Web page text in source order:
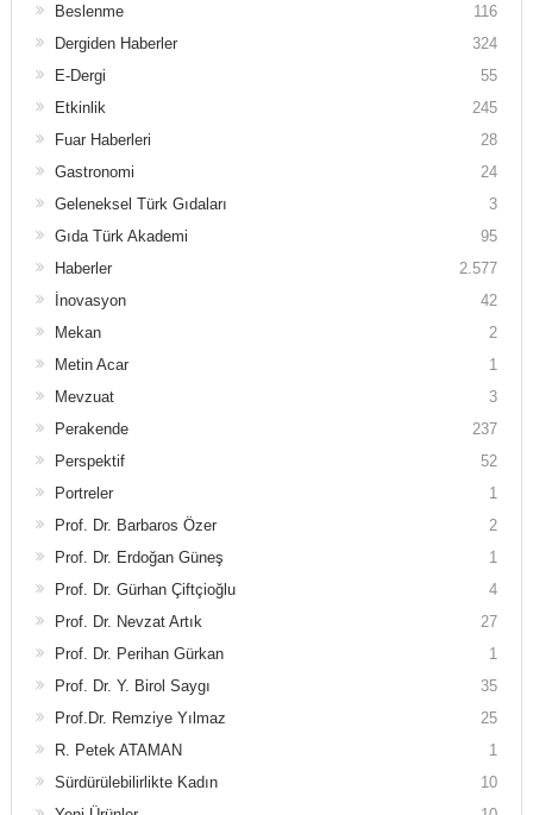
Beslenme
116
Dergiden Haberler
324
E-Dergi
55
Etkinlik
245
Fuar Haberleri
28
Gastronomi
24
Geleneksel Türk Gıdaları
3
Gıda Türk Akademi
95
Haberler
2.577
İnovasyon
42
Mekan
2
Metin Acar
1
Mevzuat
3
Perakende
237
Perspektif
52
Portreler
1
Prof. Dr. Barbaros Özer
2
Prof. Dr. Erdoğan Güneş
1
Prof. Dr. Gürhan Çiftçioğlu
4
Prof. Dr. Nevzat Artık
27
Prof. Dr. Perihan Gürkan
1
Prof. Dr. Y. Birol Saygı
35
Prof.Dr. Remziye Yılmaz
25
R. Petek ATAMAN
1
Sürdürülebilirlikte Kadın
10